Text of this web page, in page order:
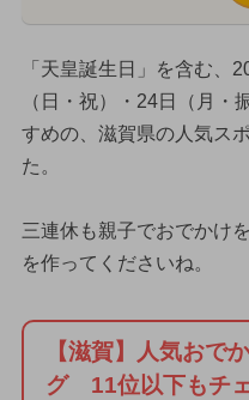
「天皇誕生日」を含む、
（日・祝）・24日（月・
すめの、滋賀県の人気ス
た。
三連休も親子でおでかけ
を作ってくださいね。
【滋賀】人気おで
グ 11位以下もチ